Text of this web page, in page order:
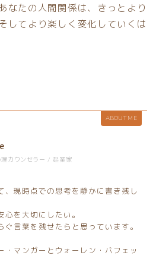
なたの人間関係は、きっとより
してより楽しく変化していくは
ABOUT ME
カウンセラー / 起業家
、現時点での思考を静かに書き残し
を大切にしたい。
言葉を残せたらと思っています。
・マンガーとウォーレン・バフェッ